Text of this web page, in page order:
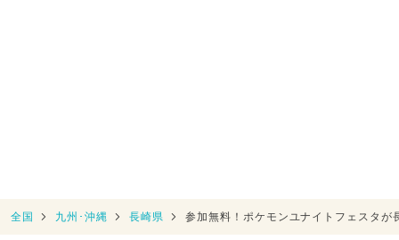
全国 九州･沖縄 長崎県 参加無料！ポケモンユナイトフェスタ